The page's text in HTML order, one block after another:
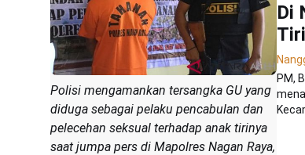
Polisi mengamankan tersangka GU yang
diduga sebagai pelaku pencabulan dan
pelecehan seksual terhadap anak tirinya
saat jumpa pers di Mapolres Nagan Raya,
Di
PM,